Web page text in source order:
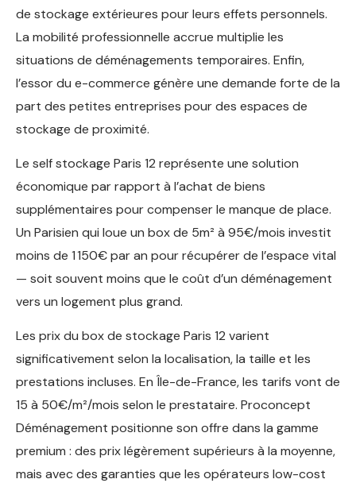
de stockage extérieures pour leurs effets personnels.
La mobilité professionnelle accrue multiplie les
situations de déménagements temporaires. Enfin,
l’essor du e-commerce génère une demande forte de la
part des petites entreprises pour des espaces de
stockage de proximité.
Le self stockage Paris 12 représente une solution
économique par rapport à l’achat de biens
supplémentaires pour compenser le manque de place.
Un Parisien qui loue un box de 5m² à 95€/mois investit
moins de 1 150€ par an pour récupérer de l’espace vital
— soit souvent moins que le coût d’un déménagement
vers un logement plus grand.
Les prix du box de stockage Paris 12 varient
significativement selon la localisation, la taille et les
prestations incluses. En Île-de-France, les tarifs vont de
15 à 50€/m²/mois selon le prestataire. Proconcept
Déménagement positionne son offre dans la gamme
premium : des prix légèrement supérieurs à la moyenne,
mais avec des garanties que les opérateurs low-cost